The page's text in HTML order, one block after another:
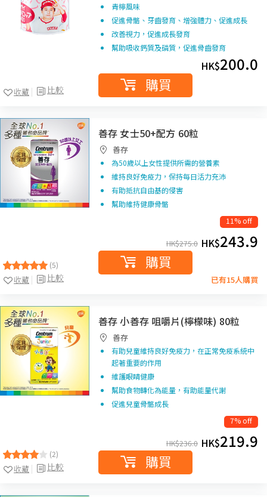
比較
收藏
青檸風味
促進骨骼、牙齒發育、增強體力、促進成長
改善視力，促進成長發育
幫助吸收鈣質及磷質，促進骨齒發育
HK$200.0
購買
(5)
比較
收藏
善存 女士50+配方 60粒
善存
為50歲以上女性提供所需的營養素
維持良好免疫力，保持每日活力充沛
有助抵抗自由基的侵害
幫助維持健康骨骼
11% off
HK$275.0 HK$243.9
購買
已有15人購買
(2)
比較
收藏
善存 小善存 咀嚼片(檸檬味) 80粒
善存
有助兒童維持良好免疫力，在正常免疫系統中
起著重要的作用
維護眼睛健康
幫助食物轉化為能量，有助能量代謝
促進兒童骨骼成長
7% off
HK$236.0 HK$219.9
購買